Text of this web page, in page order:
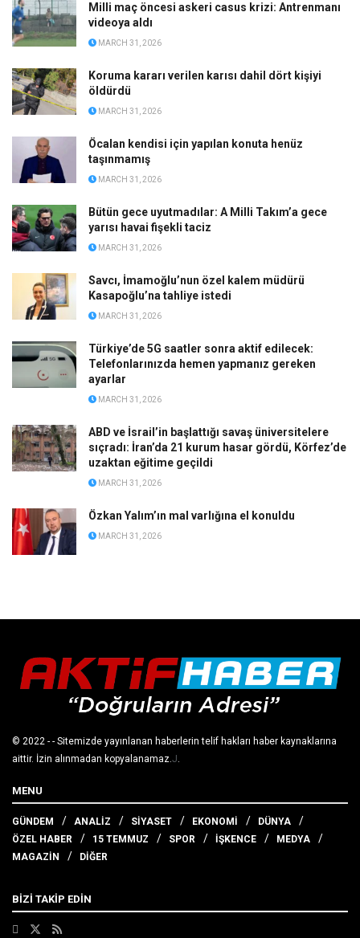
Milli maç öncesi askeri casus krizi: Antrenmanı
videoya aldı
MARCH 31, 2026
Koruma kararı verilen karısı dahil dört kişiyi
öldürdü
MARCH 31, 2026
Öcalan kendisi için yapılan konuta henüz
taşınmamış
MARCH 31, 2026
Bütün gece uyutmadılar: A Milli Takım’a gece
yarısı havai fişekli taciz
MARCH 31, 2026
Savcı, İmamoğlu’nun özel kalem müdürü
Kasapoğlu’na tahliye istedi
MARCH 31, 2026
Türkiye’de 5G saatler sonra aktif edilecek:
Telefonlarınızda hemen yapmanız gereken
ayarlar
MARCH 31, 2026
ABD ve İsrail’in başlattığı savaş üniversitelere
sıçradı: İran’da 21 kurum hasar gördü, Körfez’de
uzaktan eğitime geçildi
MARCH 31, 2026
Özkan Yalım’ın mal varlığına el konuldu
MARCH 31, 2026
© 2022 - - Sitemizde yayınlanan haberlerin telif hakları haber kaynaklarına
aittir. İzin alınmadan kopyalanamaz. J
MENU
GÜNDEM ANALİZ SİYASET EKONOMİ
DÜNYA
ÖZEL HABER
15 TEMMUZ SPOR İŞKENCE
MEDYA
MAGAZİN
DİĞER
BİZİ TAKİP EDİN